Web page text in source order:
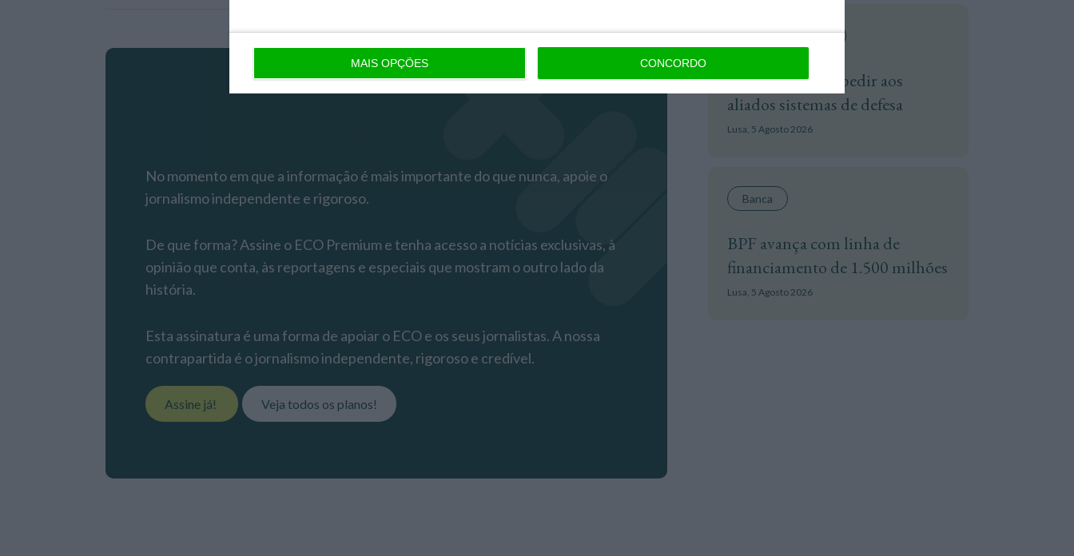
MAIS OPÇÕES CONCORDO
No momento em que a informação é mais importante do que nunca, apoie o
jornalismo independente e rigoroso.
De que forma? Assine o ECO Premium e tenha acesso a notícias exclusivas, à
opinião que conta, às reportagens e especiais que mostram o outro lado da
história.
Esta assinatura é uma forma de apoiar o ECO e os seus jornalistas. A nossa
contrapartida é o jornalismo independente, rigoroso e credível.
Assine já! Veja todos os planos!
Guerra Na Europa
Zelensky volta a pedir aos
aliados sistemas de defesa
Lusa, 5 Agosto 2026
Banca
BPF avança com linha de
financiamento de 1.500 milhões
Lusa, 5 Agosto 2026